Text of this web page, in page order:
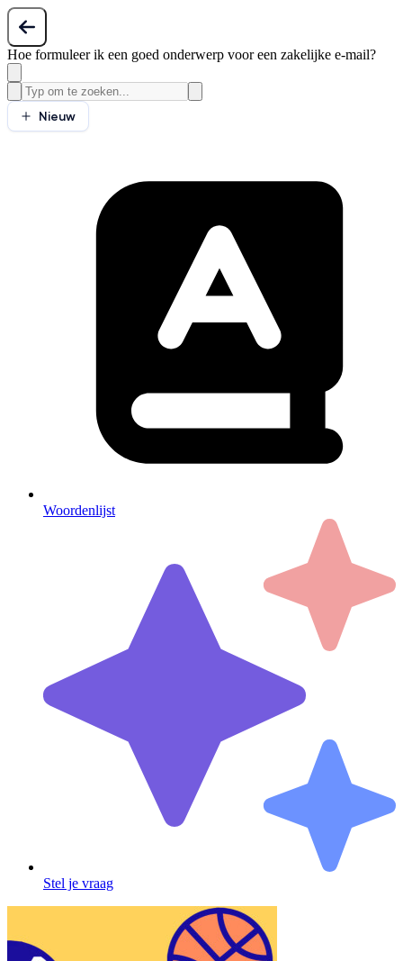
Hoe formuleer ik een goed onderwerp voor een zakelijke e-mail?
Nieuw
Woordenlijst
Stel je vraag